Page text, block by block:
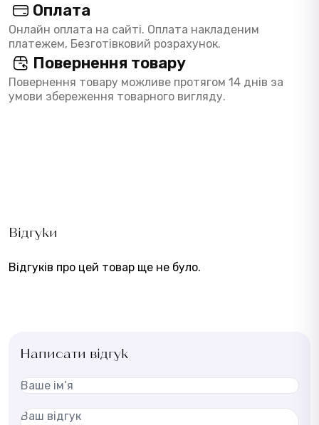
Оплата
Онлайн оплата на сайті. Оплата накладеним
платежем, Безготівковий розрахунок.
Повернення товару
Повернення товару можливе протягом 14 днів за
умови збереження товарного вигляду.
Відгуки
Відгуків про цей товар ще не було.
Написати відгук